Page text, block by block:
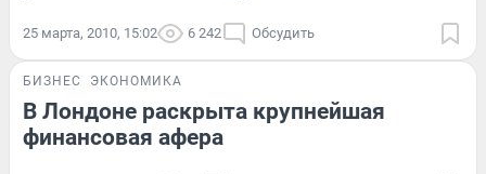
25 марта, 2010, 15:02 6 242 Обсудить
БИЗНЕС ЭКОНОМИКА
В Лондоне раскрыта крупнейшая
финансовая афера